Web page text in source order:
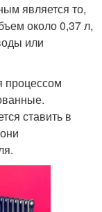
является то,
около 0,37 л,
или
процессом
ставить в